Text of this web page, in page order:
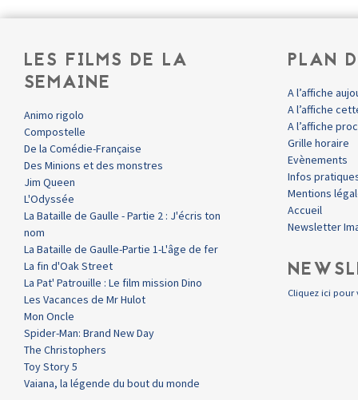
LES FILMS DE LA
SEMAINE
Animo rigolo
Compostelle
De la Comédie-Française
Des Minions et des monstres
Jim Queen
L'Odyssée
La Bataille de Gaulle - Partie 2 : J'écris ton
nom
La Bataille de Gaulle-Partie 1-L'âge de fer
La fin d'Oak Street
La Pat' Patrouille : Le film mission Dino
Les Vacances de Mr Hulot
Mon Oncle
Spider-Man: Brand New Day
The Christophers
Toy Story 5
Vaiana, la légende du bout du monde
PLAN
A l’affiche
A l’affiche
A l’affiche
Grille horaire
Evènements
Infos
Mentions
Accueil
Newsletter
Cliquez ici pour